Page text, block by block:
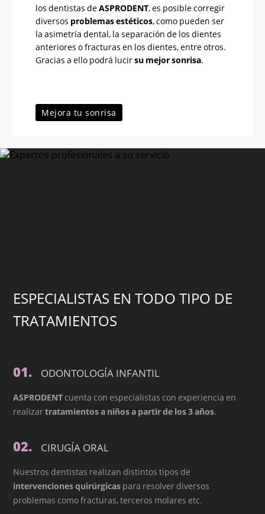
los dentistas deASPRODENT, es posible corregir
diversos problemas estéticos, como pueden ser
la asimetría dental, la separación de los dientes
anteriores o fracturas en los dientes, entre otros.
Gracias a ello podrá lucirsu mejor sonrisa.
Mejora tu sonrisa
ESPECIALISTAS EN TODO TIPO DE
TRATAMIENTOS
01. ODONTOLOGÍA INFANTIL
ASPRODENT cuenta con especialistas con experiencia en
realizartratamientos a niños a partir de los 3 años.
02. CIRUGÍA ORAL
Nuestros dentistas realizan distintos tipos de
intervenciones quirúrgicas para resolver diversos
problemas como fracturas, terceros molares etc.